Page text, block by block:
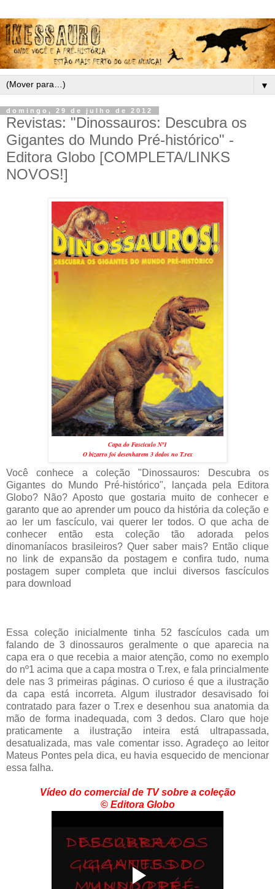
▼
domingo, 29 de julho de 2012
Revistas: "Dinossauros: Descubra os
Gigantes do Mundo Pré-histórico" -
Editora Globo [COMPLETA/LINKS
NOVOS!]
Capa do Fascículo Nº1
O bizarro foi desenharem 3 dedos no T.rex
Você conhece a coleção "Dinossauros: Descubra os
Gigantes do Mundo Pré-histórico", lançada pela Editora
Globo? Não? Aposto que gostaria muito de conhecer e
garanto que ao aprender um pouco da história da coleção e
ao ler um fascículo, vai querer ler todos. O que acha de
conhecer então esta coleção tão adorada pelos
dinomaníacos brasileiros? Quer saber mais? Então clique
no link de expansão da postagem e confira tudo, numa
postagem super completa que inclui diversos fascículos
para download
Essa coleção inicialmente tinha 52 fascículos cada um
falando de 3 dinossauros geralmente o que aparecia na
capa era o que recebia a maior atenção, como no exemplo
do nº1 acima que a capa mostra o T.rex, e fala princialmente
dele nas 3 primeiras páginas. O curioso é que a ilustração
da capa está incorreta. Algum ilustrador desavisado foi
contratado para fazer o T.rex e desenhou sua anatomia da
mão de forma inadequada, com 3 dedos. Claro que hoje
praticamente a ilustração inteira está ultrapassada,
desatualizada, mas vale comentar isso. Agradeço ao leitor
Mateus Pontes pela dica, eu havia esquecido de mencionar
essa falha.
Vídeo do comercial de TV sobre a coleção
© Editora Globo